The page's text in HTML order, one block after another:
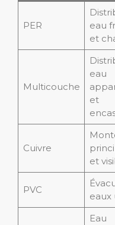
PER
eau
et
Multicouche
eau
et
Cuivre
et
PVC
eaux
Eau